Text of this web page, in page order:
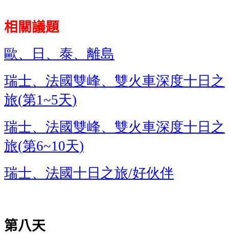
相關議題
歐、日、泰、離島
瑞士、法國雙峰、雙火車深度十日之
旅(第1~5天)
瑞士、法國雙峰、雙火車深度十日之
旅(第6~10天)
瑞士、法國十日之旅/好伙伴
第八天